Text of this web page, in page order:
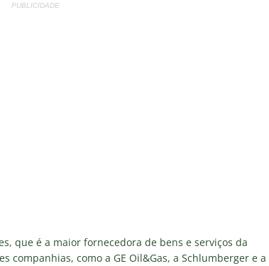
PUBLICIDADE
que é a maior fornecedora de bens e serviços da
companhias, como a GE Oil&Gas, a Schlumberger e a